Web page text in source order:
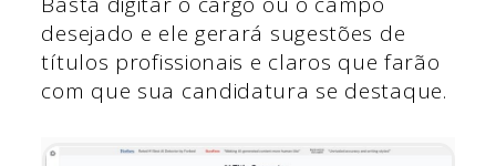
desejado e ele gerará sugestões de
títulos profissionais e claros que farão
com que sua candidatura se destaque.